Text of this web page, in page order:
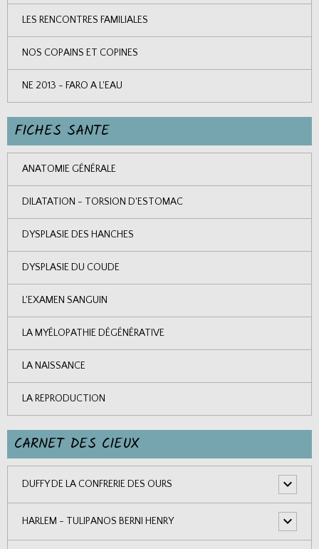
LES RENCONTRES FAMILIALES
NOS COPAINS ET COPINES
NE 2013 - FARO A L'EAU
FICHES SANTE
ANATOMIE GÉNÉRALE
DILATATION - TORSION D'ESTOMAC
DYSPLASIE DES HANCHES
DYSPLASIE DU COUDE
L'EXAMEN SANGUIN
LA MYÉLOPATHIE DÉGÉNÉRATIVE
LA NAISSANCE
LA REPRODUCTION
CARNET DES CIEUX
DUFFY DE LA CONFRERIE DES OURS
HARLEM - TULIPANOS BERNI HENRY